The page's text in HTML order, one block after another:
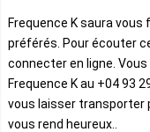
Frequence K saura
préférés. Pour écouter
connecter en ligne.
Frequence K au +04 93
vous laisser transporter
vous rend heureux..